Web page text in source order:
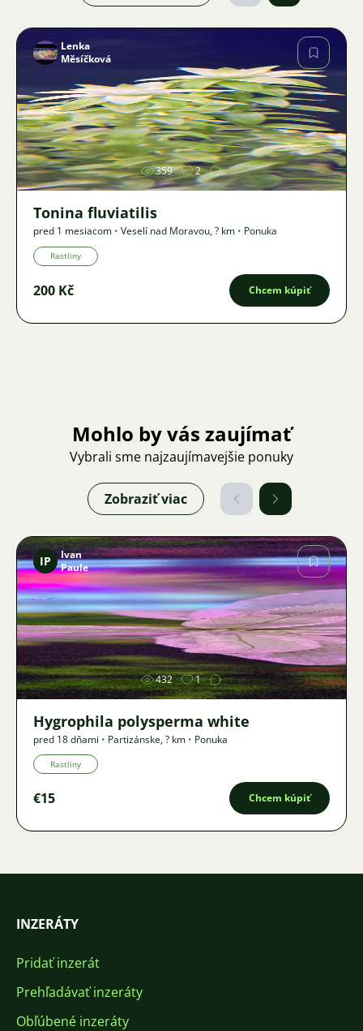
Obrázok
Lenka
Měsíčková
359 2
Tonina fluviatilis
pred 1 mesiacom • Veselí nad Moravou,? km • Ponuka
Rastliny
200 Kč Chcem kúpiť
Mohlo by vás zaujímať
Vybrali sme najzaujímavejšie ponuky
Zobraziť viac
Obrázok
IP
Ivan
Paule
432 1
Hygrophila polysperma white
pred 18 dňami • Partizánske,? km • Ponuka
Rastliny
€15 Chcem kúpiť
INZERÁTY
Pridať inzerát
Prehľadávať inzeráty
Obľúbené inzeráty